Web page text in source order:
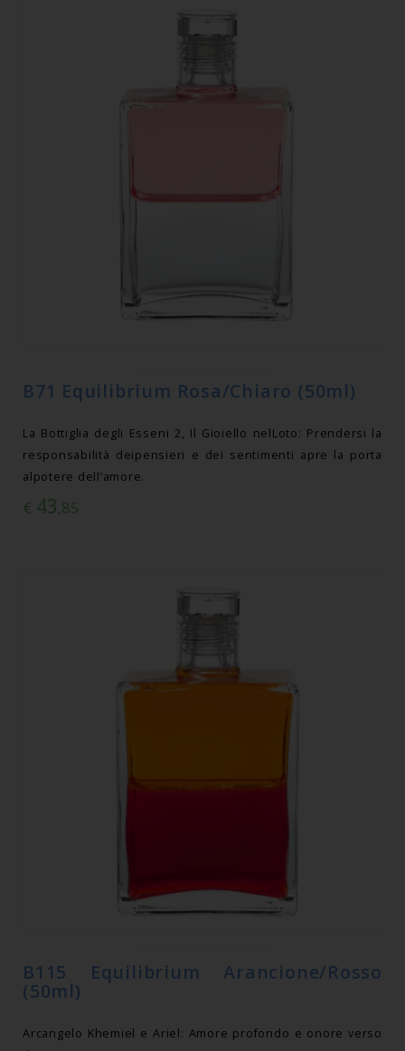
B71 Equilibrium Rosa/Chiaro (50ml)
La Bottiglia degli Esseni 2, Il Gioiello nelLoto: Prendersi la
responsabilità deipensieri e dei sentimenti apre la porta
alpotere dell’amore.
€ 43,85
B115 Equilibrium Arancione/Rosso
(50ml)
Arcangelo Khemiel e Ariel: Amore profondo e onore verso